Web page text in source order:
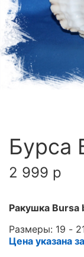
Бурса
2 999 р
Ракушка Bursa
Размеры: 19 -
Цена указана